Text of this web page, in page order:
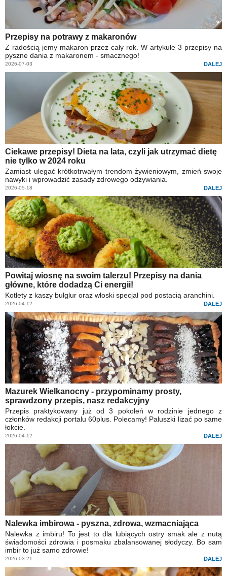
Przepisy na potrawy z makaronów
Z radością jemy makaron przez cały rok. W artykule 3 przepisy na
pyszne dania z makaronem - smacznego!
2026-07-03 DALEJ
Ciekawe przepisy! Dieta na lata, czyli jak utrzymać dietę
nie tylko w 2024 roku
Zamiast ulegać krótkotrwałym trendom żywieniowym, zmień swoje
nawyki i wprowadzić zasady zdrowego odżywiania.
2026-05-18 DALEJ
Powitaj wiosnę na swoim talerzu! Przepisy na dania
główne, które dodadzą Ci energii!
Kotlety z kaszy bulglur oraz włoski specjał pod postacią aranchini.
2026-04-12 DALEJ
Mazurek Wielkanocny - przypominamy prosty,
sprawdzony przepis, nasz redakcyjny
Przepis praktykowany już od 3 pokoleń w rodzinie jednego z
członków redakcji portalu 60plus. Polecamy! Paluszki lizać po same
łokcie.
2026-04-12 DALEJ
Nalewka imbirowa - pyszna, zdrowa, wzmacniająca
Nalewka z imbiru! To jest to dla lubiących ostry smak ale z nutą
świadomości zdrowia i posmaku zbalansowanej słodyczy. Bo sam
imbir to już samo zdrowie!
2026-03-21 DALEJ